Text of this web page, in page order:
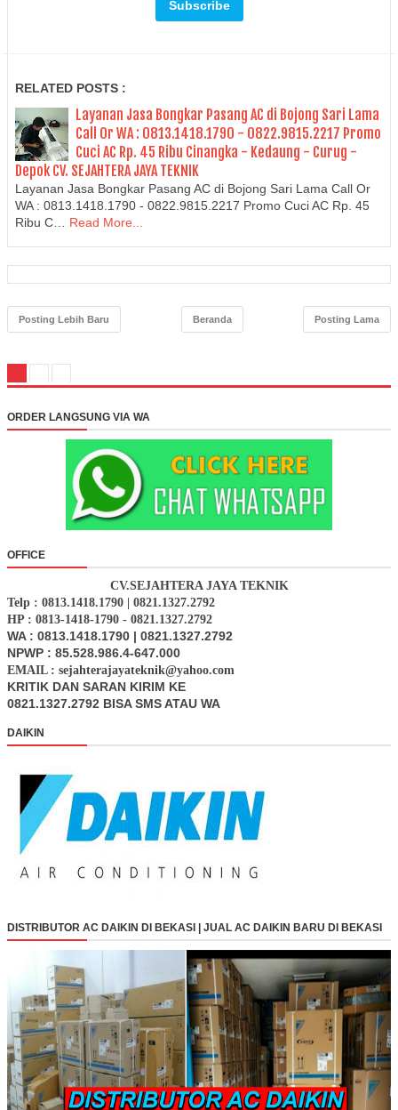
RELATED POSTS :
Layanan Jasa Bongkar Pasang AC di Bojong Sari Lama
Call Or WA : 0813.1418.1790 - 0822.9815.2217 Promo
Cuci AC Rp. 45 Ribu Cinangka - Kedaung - Curug -
Depok CV. SEJAHTERA JAYA TEKNIK
Layanan Jasa Bongkar Pasang AC di Bojong Sari Lama Call Or
WA : 0813.1418.1790 - 0822.9815.2217 Promo Cuci AC Rp. 45
Ribu C… Read More...
Posting Lebih Baru Posting Lama
Beranda
ORDER LANGSUNG VIA WA
OFFICE
CV.SEJAHTERA JAYA TEKNIK
Telp : 0813.1418.1790 | 0821.1327.2792
HP : 0813-1418-1790 - 0821.1327.2792
WA : 0813.1418.1790 | 0821.1327.2792
NPWP : 85.528.986.4-647.000
EMAIL : sejahterajayateknik@yahoo.com
KRITIK DAN SARAN KIRIM KE
0821.1327.2792 BISA SMS ATAU WA
DAIKIN
DISTRIBUTOR AC DAIKIN DI BEKASI | JUAL AC DAIKIN BARU DI BEKASI